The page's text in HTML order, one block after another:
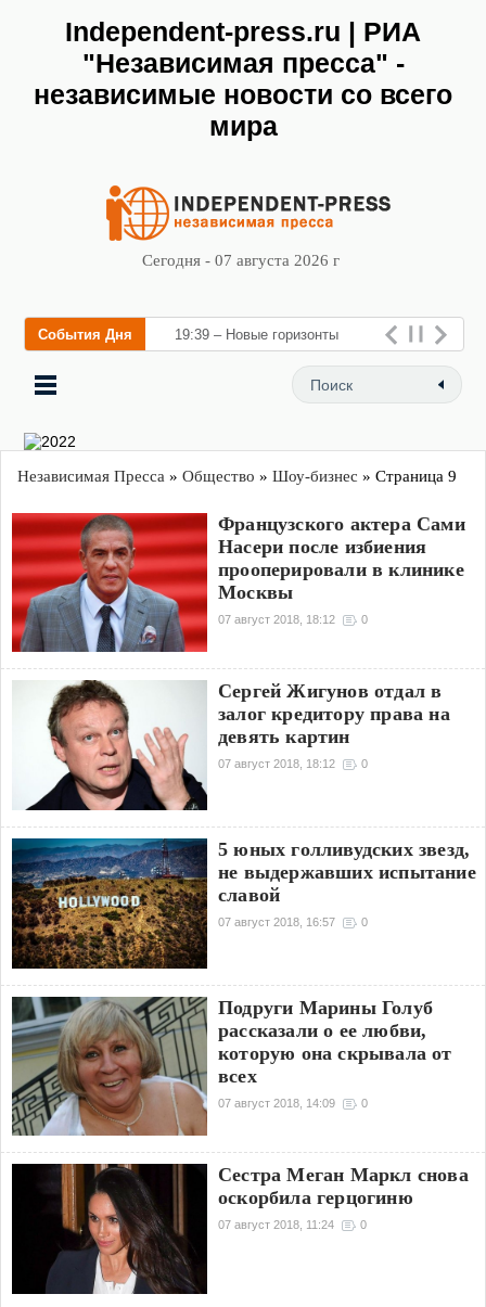
Independent-press.ru | РИА
"Независимая пресса" -
независимые новости со всего
мира
Сегодня - 07 августа 2026 г
События Дня 19:39 – Новые горизонты
флебологии: в Москве
Независимая Пресса » Общество » Шоу-бизнес » Страница 9
Французского актера Сами
Насери после избиения
прооперировали в клинике
Москвы
07 август 2018, 18:12 0
Сергей Жигунов отдал в
залог кредитору права на
девять картин
07 август 2018, 18:12 0
5 юных голливудских звезд,
не выдержавших испытание
славой
07 август 2018, 16:57 0
Подруги Марины Голуб
рассказали о ее любви,
которую она скрывала от
всех
07 август 2018, 14:09 0
Сестра Меган Маркл снова
оскорбила герцогиню
07 август 2018, 11:24 0